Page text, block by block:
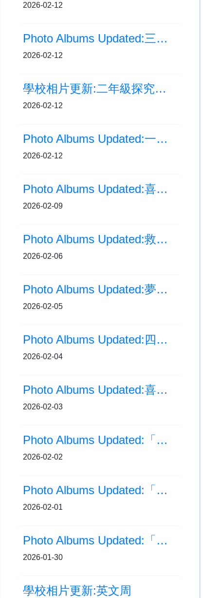
2026-02-12
Photo Albums Updated:三年級探究學習：精明消費者
2026-02-12
學校相片更新:二年級探究學習：水果大發現
2026-02-12
Photo Albums Updated:一年級探究學習：童玩大全
2026-02-12
Photo Albums Updated:喜訊！我們初級組歌詠隊榮獲 HKICF 銅獎
2026-02-09
Photo Albums Updated:救世軍聯校運動會
2026-02-06
Photo Albums Updated:夢飛行合家歡劇團-環保教育話劇
2026-02-05
Photo Albums Updated:四年級人文科主題活動「香港今昔」
2026-02-04
Photo Albums Updated:喜訊！我們高級組歌詠隊榮獲 HKICF 銀獎
2026-02-03
Photo Albums Updated:「馬到成功」貼揮春
2026-02-02
Photo Albums Updated:「至童道合·冬至學童道路安全合家歡」頒獎典禮
2026-02-01
Photo Albums Updated:「邊學．邊畫」海洋公園繪畫比賽
2026-01-30
學校相片更新:英文周